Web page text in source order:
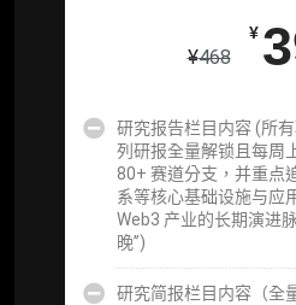
¥468
¥
研究报告栏目内容 (所
列研报全量解锁且每周
80+ 赛道分支，并重点
系等核心基础设施与应
Web3 产业的长期演进
晚”)
研究简报栏目内容（全
提前获取研报权（ 6 次
分析师 1 对 1 沟通（1
分析师专属答疑服务（
核）
查阅分析师答疑精华汇